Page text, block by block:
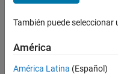
Navigation Toolbox
Phased Array System Toolbox
Radar Toolbox
También puede
América
América Latina (Español)